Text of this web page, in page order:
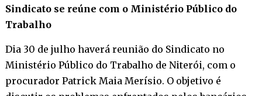
Sindicato se reúne com o Ministério Público do
Trabalho
Dia 30 de julho haverá reunião do Sindicato no
Ministério Público do Trabalho de Niterói, com o
procurador Patrick Maia Merísio. O objetivo é